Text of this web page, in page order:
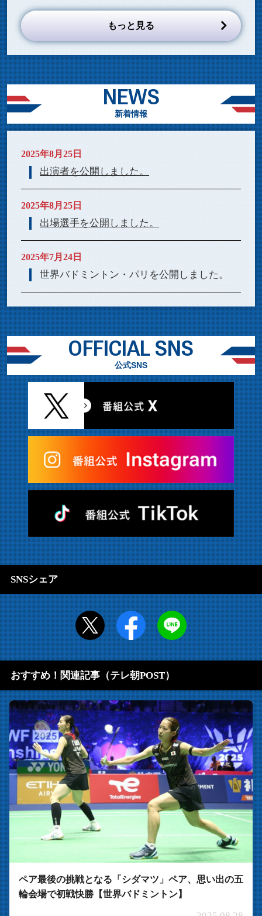
もっと見る
NEWS
新着情報
2025年8月25日
出演者を公開しました。
2025年8月25日
出場選手を公開しました。
2025年7月24日
世界バドミントン・パリを公開しました。
OFFICIAL SNS
公式SNS
SNSシェア
おすすめ！関連記事（テレ朝POST）
ペア最後の挑戦となる「シダマツ」ペア、思い出の五
輪会場で初戦快勝【世界バドミントン】